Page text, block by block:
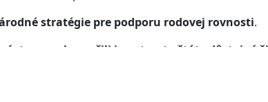
stratégie pre podporu rodovej rovnosti.
úctou a zabezpečili im v tomto štáte dôstojný